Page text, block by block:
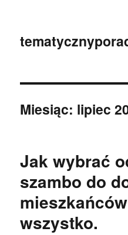
Miesiąc: lipiec
Jak wybrać
szambo do
wszystko.